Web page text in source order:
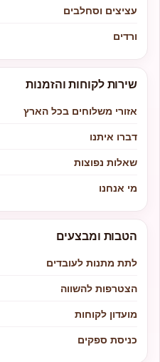
עציצים וסחלבים
ורדים
שירות לקוחות והזמנות
אזורי משלוחים בכל הארץ
דברו איתנו
שאלות נפוצות
מי אנחנו
הטבות ומבצעים
לתת מתנות לעובדים
הצטרפות להשווה
מועדון לקוחות
כניסת ספקים